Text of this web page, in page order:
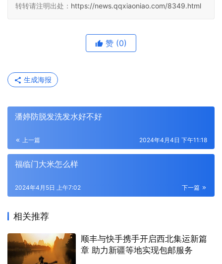
转转请注明出处： https://news.qqxiaoniao.com/8349.html
赞 (0)
生成海报
潘婷防脱发洗发水好不好
上一篇 2024年4月4日 下午11:18
福临门大米怎么样
下一篇
2024年4月5日 上午7:02
相关推荐
顺丰与快手携手开启西北集运新篇
章 助力新疆等地实现包邮服务